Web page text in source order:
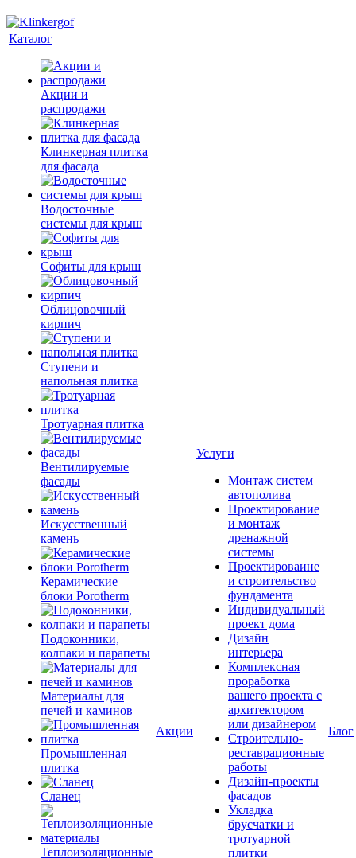
Каталог
Акции и
распродажи
Клинкерная плитка
для фасада
Водосточные
системы для крыш
Софиты для крыш
Облицовочный
кирпич
Ступени и
напольная плитка
Тротуарная плитка
Вентилируемые
фасады
Искусственный
камень
Керамические
блоки Porotherm
Подоконники,
колпаки и парапеты
Материалы для
печей и каминов
Промышленная
плитка
Сланец
Теплоизоляционные
Акции
Услуги
Монтаж систем
автополива
Проектирование
и монтаж
дренажной
системы
Проектироваине
и строительство
фундамента
Индивидуальный
проект дома
Дизайн
интерьера
Комплексная
проработка
вашего проекта с
архитектором
или дизайнером
Строительно-
реставрационные
работы
Дизайн-проекты
фасадов
Укладка
брусчатки и
тротуарной
плитки
Блог